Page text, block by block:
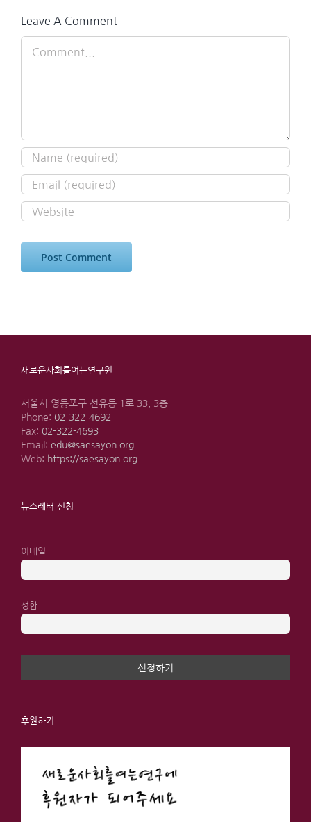
Leave A Comment
새로운사회를여는연구원
서울시 영등포구 선유동 1로 33, 3층
Phone: 02-322-4692
Fax: 02-322-4693
Email: edu@saesayon.org
Web: https://saesayon.org
뉴스레터 신청
이메일
성함
후원하기